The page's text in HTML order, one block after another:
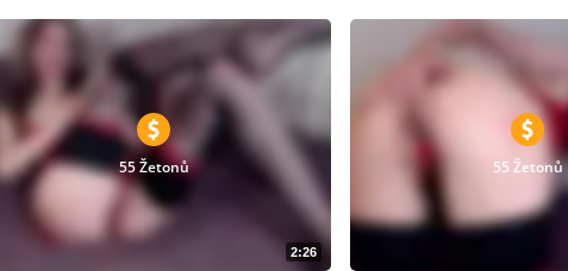
2:26
55 Žetonů 55 Žetonů